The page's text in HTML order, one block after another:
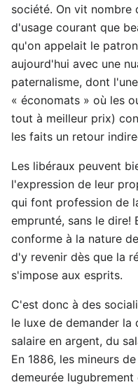
société. On vit nombre
d'usage courant que
qu'on appelait le
aujourd'hui avec une
paternalisme, dont
« économats » où les
tout à meilleur prix)
les faits un retour
Les libéraux peuvent
l'expression de leur
qui font profession de
emprunté, sans le dire!
conforme à la nature
d'y revenir dès que la
s'impose aux esprits.
C'est donc à des
le luxe de demander
salaire en argent, du
En 1886, les mineurs
demeurée